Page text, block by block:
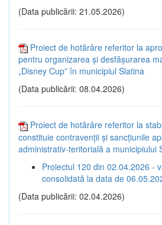
(Data publicării: 21.05.2026)
Proiect de hotărâre referitor la
pentru organizarea și desfășurarea
„Disney Cup” în municipiul Slatina
(Data publicării: 08.04.2026)
Proiect de hotărâre referitor la
constituie contravenții și sancțiunile
administrativ-teritorială a municipiului
Proiectul 120 din 02.04.2026 -
consolidată la data de
(Data publicării: 02.04.2026)